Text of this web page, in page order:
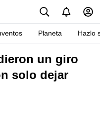
Planeta Hazlo
un giro
solo dejar